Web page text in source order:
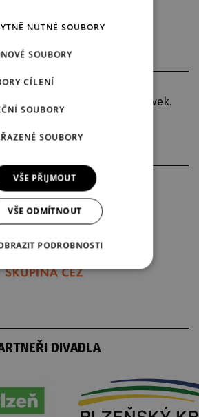
je uvedena včetně 2 přestávek.
INSCENACE
DIVADLA
NUTNÉ SOUBORY
SOUBORY
CÍLENÍ
SOUBORY
SOUBORY
VŠE PŘIJMOUT
VŠE ODMÍTNOUT
PODROBNOSTI